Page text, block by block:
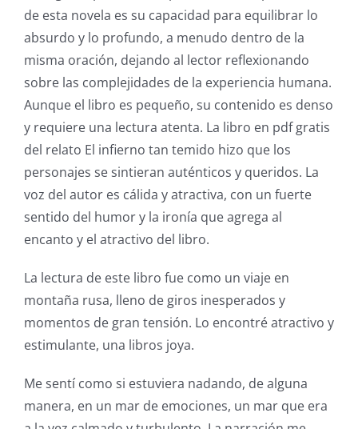
de esta novela es su capacidad para equilibrar lo
absurdo y lo profundo, a menudo dentro de la
misma oración, dejando al lector reflexionando
sobre las complejidades de la experiencia humana.
Aunque el libro es pequeño, su contenido es denso
y requiere una lectura atenta. La libro en pdf gratis
del relato El infierno tan temido hizo que los
personajes se sintieran auténticos y queridos. La
voz del autor es cálida y atractiva, con un fuerte
sentido del humor y la ironía que agrega al
encanto y el atractivo del libro.
La lectura de este libro fue como un viaje en
montaña rusa, lleno de giros inesperados y
momentos de gran tensión. Lo encontré atractivo y
estimulante, una libros joya.
Me sentí como si estuviera nadando, de alguna
manera, en un mar de emociones, un mar que era